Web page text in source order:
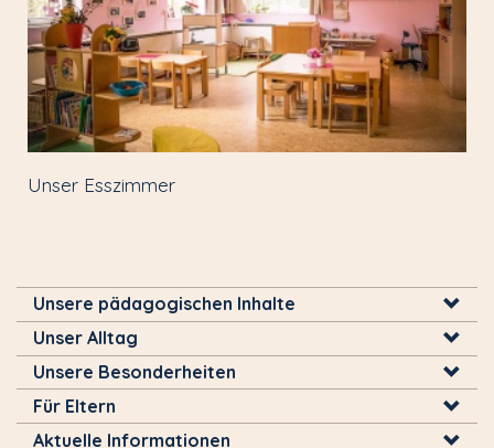
Unser Esszimmer
Unsere pädagogischen Inhalte
Unser Alltag
Unsere Besonderheiten
Für Eltern
Aktuelle Informationen